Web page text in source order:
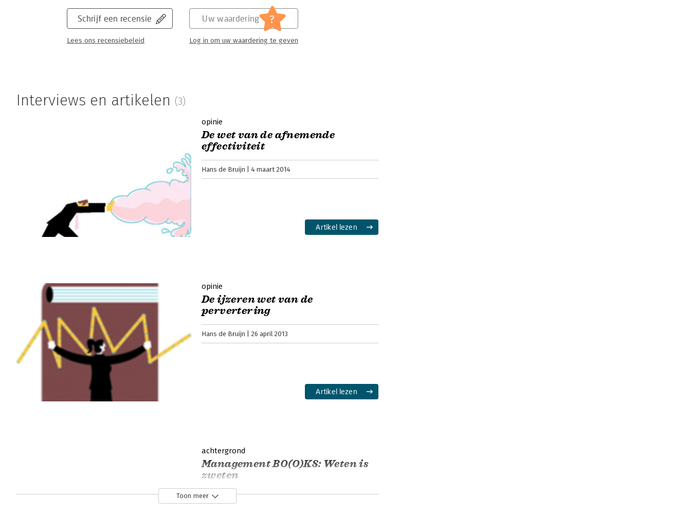
Schrijf een recensie
Lees ons recensiebeleid
Uw waardering ?
Log in om uw waardering te geven
Interviews en artikelen (3)
opinie
De wet van de afnemende
effectiviteit
Hans de Bruijn 4 maart 2014
Artikel lezen
opinie
De ijzeren wet van de
pervertering
Hans de Bruijn 26 april 2013
Artikel lezen
achtergrond
Management BO(O)KS: Weten is
zweten
Pierre Pieterse
Toon meer